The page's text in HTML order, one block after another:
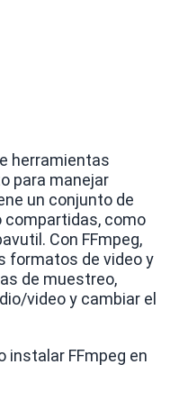
herramientas
para manejar
un conjunto de
compartidas, como
Con FFmpeg,
formatos de video y
de muestreo,
video y cambiar el
instalar FFmpeg en